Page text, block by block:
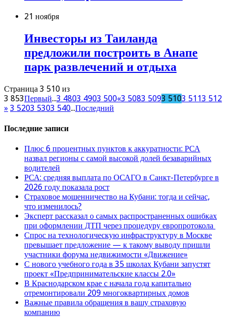
21 ноября
Инвесторы из Таиланда
предложили построить в Анапе
парк развлечений и отдыха
Страница 3 510 из
3 853Первый...3 4803 4903 500«3 5083 5093 5103 5113 512
» 3 5203 5303 540...Последний
Последние записи
Плюс 6 процентных пунктов к аккуратности: РСА
назвал регионы с самой высокой долей безаварийных
водителей
РСА: средняя выплата по ОСАГО в Санкт-Петербурге в
2026 году показала рост
Страховое мошенничество на Кубани: тогда и сейчас,
что изменилось?
Эксперт рассказал о самых распространенных ошибках
при оформлении ДТП через процедуру европротокола
Спрос на технологическую инфраструктуру в Москве
превышает предложение — к такому выводу пришли
участники форума недвижимости «Движение»
С нового учебного года в 35 школах Кубани запустят
проект «Предпринимательские классы 2.0»
В Краснодарском крае с начала года капитально
отремонтировали 209 многоквартирных домов
Важные правила обращения в вашу страховую
компанию